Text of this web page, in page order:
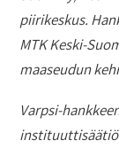
piirikeskus.
MTK Keski-
maaseudun
Varpsi-